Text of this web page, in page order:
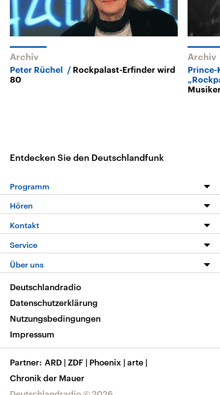
Archiv
Peter Rüchel
Rockpalast-Erfinder wird
80
Archiv
Entdecken Sie den Deutschlandfunk
Programm
Programm
Die Nachrichten
Nachrichtenleicht
Neue Beiträge auf dlf.de
Hören
Livestream
Podcasts
Deutschlandfunk App
Nachrichten App
Frequenzen
Kontakt
Hörerservice
Service
FAQ
Veranstaltungen
Musikliste
RSS
Über uns
Barrierefreiheit
Deutschlandradio
Datenschutzerklärung
Nutzungsbedingungen
Impressum
Partner ARD | ZDF | Phoenix | arte |
Chronik der Mauer